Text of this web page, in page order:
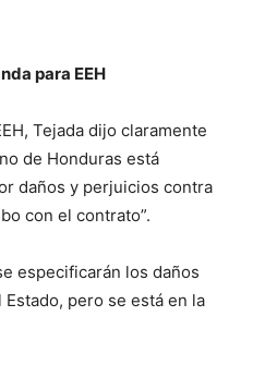
para EEH
Tejada dijo claramente
de Honduras está
daños y perjuicios contra
con el contrato”.
especificarán los daños
pero se está en la